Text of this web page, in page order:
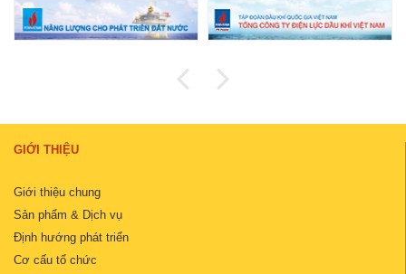
GIỚI THIỆU
Giới thiệu chung
Sản phẩm & Dịch vụ
Định hướng phát triển
Cơ cấu tổ chức